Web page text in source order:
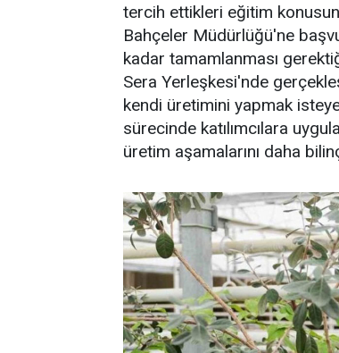
tercih ettikleri eğitim
Bahçeler Müdürlüğü'ne
kadar tamamlanması
Sera Yerleşkesi'nde
kendi üretimini yapmak
sürecinde katılımcılara
üretim aşamalarını daha